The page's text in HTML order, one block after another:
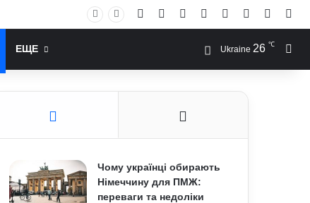
Facebook YouTubeInstagram
RSS Log In
ЕЩЕ Ukraine 26 ℃
Чому українці обирають
Німеччину для ПМЖ:
переваги та недоліки